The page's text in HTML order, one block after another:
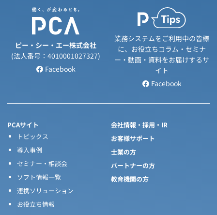
ピー・シー・エー株式会社
(法人番号：4010001027327)
Facebook
業務システムをご利用中の皆様
に、お役立ちコラム・セミナ
ー・動画・資料をお届けするサ
イト
Facebook
PCAサイト
トピックス
導入事例
セミナー・相談会
ソフト情報一覧
連携ソリューション
お役立ち情報
会社情報・採用・IR
お客様サポート
士業の方
パートナーの方
教育機関の方